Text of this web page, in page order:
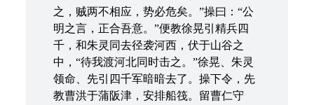
之，贼两不相应，势必危矣。”操曰：“公
明之言，正合吾意。”便教徐晃引精兵四
千，和朱灵同去径袭河西，伏于山谷之
中，“待我渡河北同时击之。”徐晃、朱灵
领命、先引四千军暗暗去了。操下令，先
教曹洪于蒲阪津，安排船筏。留曹仁守